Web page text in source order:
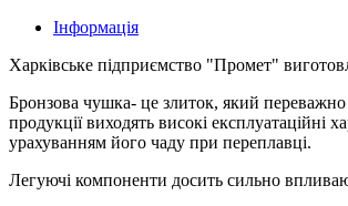
Інформація
Харківське підприємство "Промет"
Бронзова чушка- це злиток, який
продукції виходять високі
урахуванням його чаду при переплавці.
Легуючі компоненти досить сильно